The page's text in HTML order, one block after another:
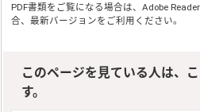
PDF書類をご覧になる場合は、Adobe Reader
合、最新バージョンをご利用ください。
このページを見ている人は、
す。